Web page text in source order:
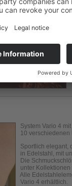
System Vario 4
10 verschiedenen
Sportlich elegant,
in Edelstahl, mit
Die
unter Kollektionen
Alle
Vario 4 erhältlich.